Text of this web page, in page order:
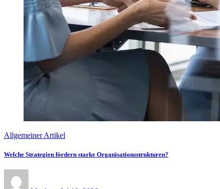
Allgemeiner Artikel
Welche Strategien fördern starke Organisationsstrukturen?